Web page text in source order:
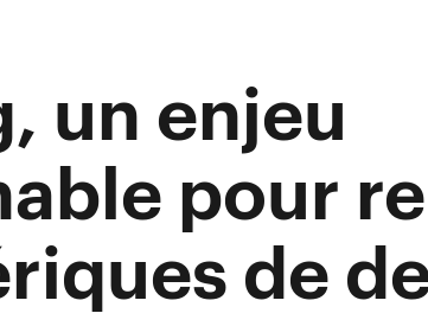
un enjeu
pour
de